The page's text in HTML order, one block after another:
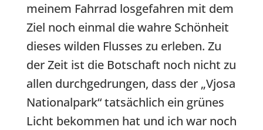
meinem Fahrrad losgefahren mit dem
Ziel noch einmal die wahre Schönheit
dieses wilden Flusses zu erleben. Zu
der Zeit ist die Botschaft noch nicht zu
allen durchgedrungen, dass der „Vjosa
Nationalpark“ tatsächlich ein grünes
Licht bekommen hat und ich war noch